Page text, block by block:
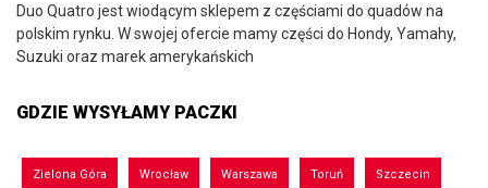
Duo Quatro jest wiodącym sklepem z częściami do quadów na
polskim rynku. W swojej ofercie mamy części do Hondy, Yamahy,
Suzuki oraz marek amerykańskich
GDZIE WYSYŁAMY PACZKI
Zielona Góra Wrocław Warszawa Toruń Szczecin